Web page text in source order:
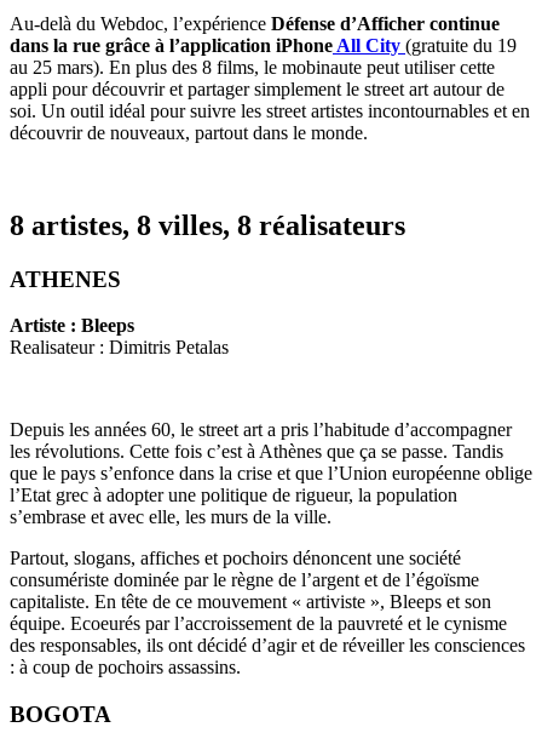
Au-delà du Webdoc, l’expérience Défense d’Afficher continue
dans la rue grâce à l’application iPhone All City (gratuite du 19
au 25 mars). En plus des 8 films, le mobinaute peut utiliser cette
appli pour découvrir et partager simplement le street art autour de
soi. Un outil idéal pour suivre les street artistes incontournables et en
découvrir de nouveaux, partout dans le monde.
8 artistes, 8 villes, 8 réalisateurs
ATHENES
Artiste : Bleeps
Realisateur : Dimitris Petalas
Depuis les années 60, le street art a pris l’habitude d’accompagner
les révolutions. Cette fois c’est à Athènes que ça se passe. Tandis
que le pays s’enfonce dans la crise et que l’Union européenne oblige
l’Etat grec à adopter une politique de rigueur, la population
s’embrase et avec elle, les murs de la ville.
Partout, slogans, affiches et pochoirs dénoncent une société
consumériste dominée par le règne de l’argent et de l’égoïsme
capitaliste. En tête de ce mouvement « artiviste », Bleeps et son
équipe. Ecoeurés par l’accroissement de la pauvreté et le cynisme
des responsables, ils ont décidé d’agir et de réveiller les consciences
: à coup de pochoirs assassins.
BOGOTA